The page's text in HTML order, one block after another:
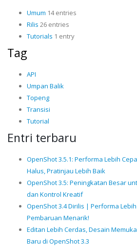
Umum 14 entries
Rilis 26 entries
Tutorials 1 entry
Tag
API
Umpan Balik
Topeng
Transisi
Tutorial
Entri terbaru
OpenShot 3.5.1: Performa Lebih
Halus, Pratinjau Lebih Baik
OpenShot 3.5: Peningkatan Besar
dan Kontrol Kreatif
OpenShot 3.4 Dirilis | Performa
Pembaruan Menarik!
Editan Lebih Cerdas, Desain
Baru di OpenShot 3.3